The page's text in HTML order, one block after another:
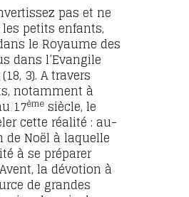
pas et ne
petits enfants,
le Royaume des
dans l’Evangile
3). A travers
notamment à
17ème siècle, le
cette réalité : au-
de Noël à laquelle
à se préparer
la dévotion à
de grandes